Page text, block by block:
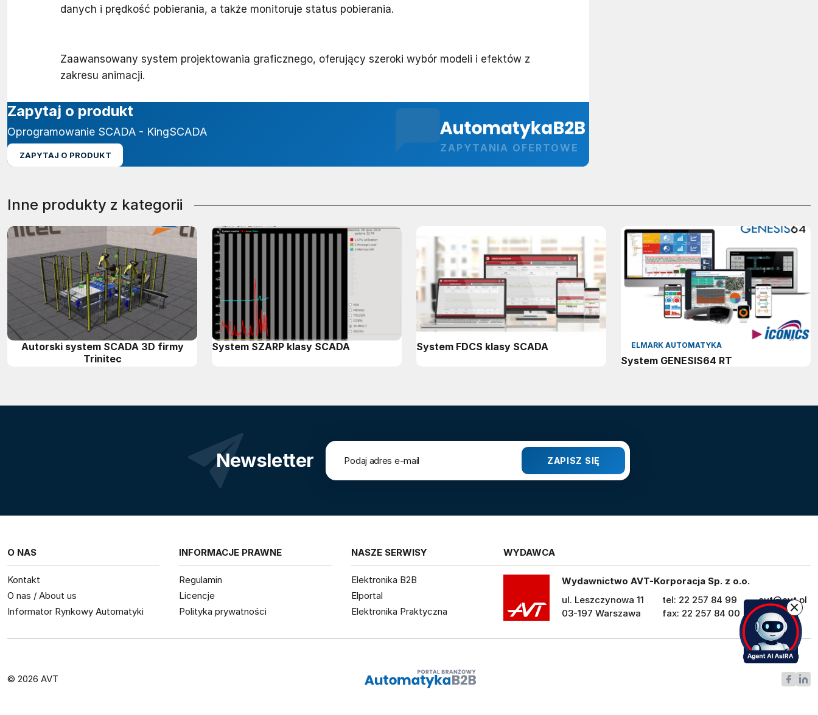
danych i prędkość pobierania, a także monitoruje status pobierania.
Zaawansowany system projektowania graficznego, oferujący szeroki wybór modeli i efektów z
zakresu animacji.
ZAPYTANIA OFERTOWE
Zapytaj o produkt
Oprogramowanie SCADA - KingSCADA
ZAPYTAJ O PRODUKT
Inne produkty z kategorii
Autorski system SCADA 3D firmy
Trinitec
System SZARP klasy SCADA System FDCS klasy SCADA ELMARK AUTOMATYKA
System GENESIS64 RT
Newsletter
O NAS
Kontakt
O nas / About us
Informator Rynkowy Automatyki
INFORMACJE PRAWNE
Regulamin
Licencje
Polityka prywatności
NASZE SERWISY
Elektronika B2B
Elportal
Elektronika Praktyczna
WYDAWCA
Wydawnictwo AVT-Korporacja Sp. z o.o.
ul. Leszczynowa 11
03-197 Warszawa
tel: 22 257 84 99
fax: 22 257 84 00
avt@avt.pl
avt.pl
© 2026 AVT